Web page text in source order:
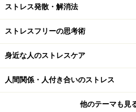
※記事内容は執筆時点のものです。最新
断・治療行為ではありません。診断・治
のではありません。当サイトで提供する
かなる損害についても、当社、各ガイド
情報提供者は一切の責任を負いかねます。
免責事項
ストレス発散・解消法
ストレスフリーの思考術
身近な人のストレスケア
人間関係・人付き合いのストレス
他のテーマも見